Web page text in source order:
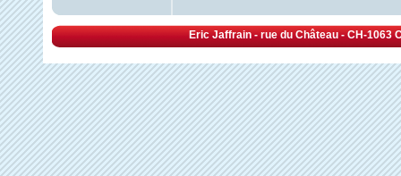
Eric Jaffrain - rue du Château - CH-1063